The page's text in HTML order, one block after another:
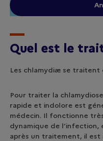
Quel est le
Les chlamydiæ se traitent
Pour traiter la
rapide et indolore est
médecin. Il fonctionne
dynamique de
après un traitement, il